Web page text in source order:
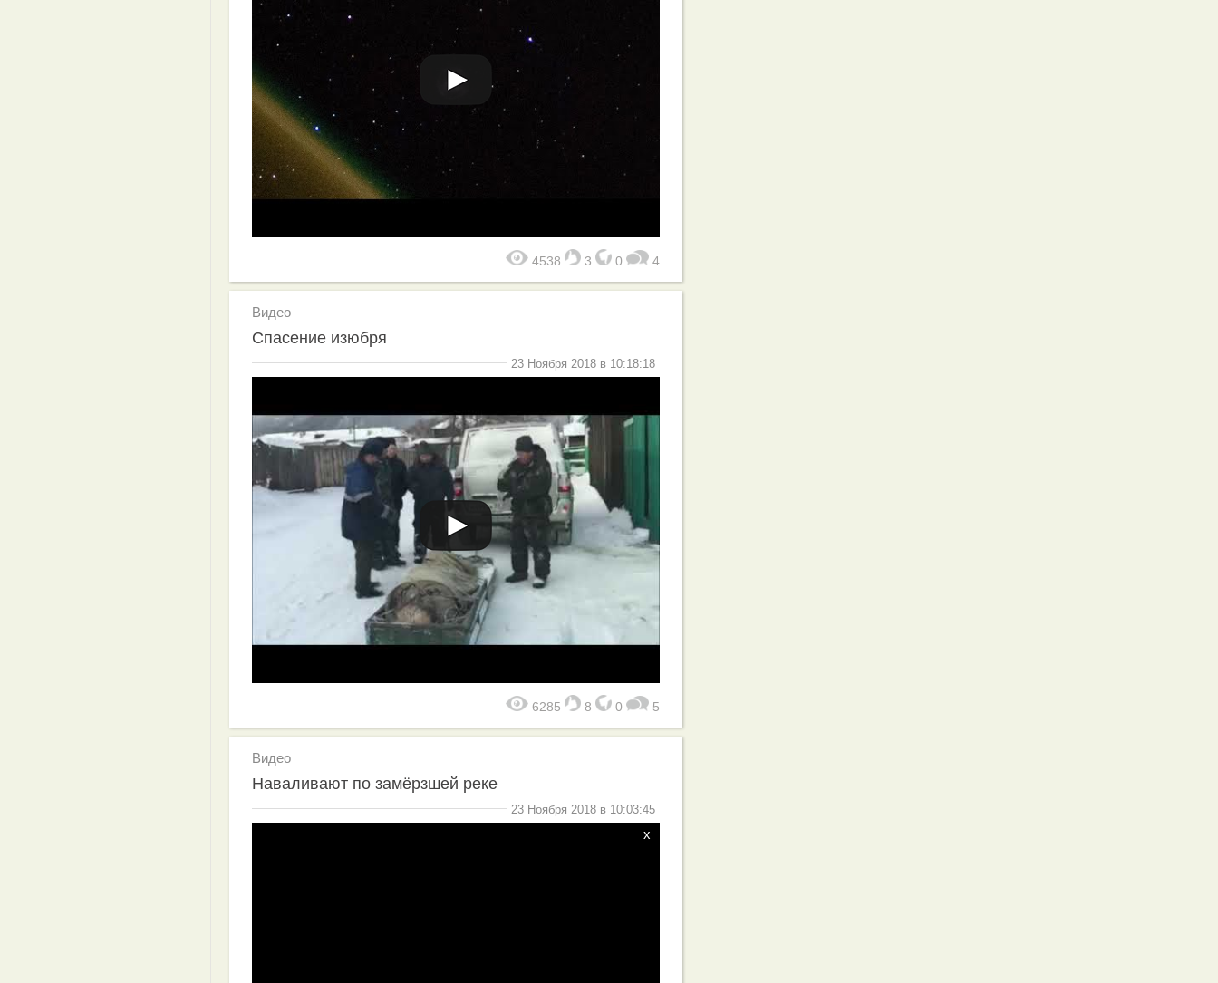
4538 3 0 4
Видео
Спасение изюбря
23 Ноября 2018 в 10:18:18
6285 8 0 5
Видео
Наваливают по замёрзшей реке
23 Ноября 2018 в 10:03:45
x